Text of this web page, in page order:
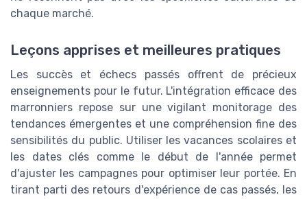
chaque marché.
Leçons apprises et meilleures pratiques
Les succès et échecs passés offrent de précieux
enseignements pour le futur. L'intégration efficace des
marronniers repose sur une vigilant monitorage des
tendances émergentes et une compréhension fine des
sensibilités du public. Utiliser les vacances scolaires et
les dates clés comme le début de l'année permet
d'ajuster les campagnes pour optimiser leur portée. En
tirant parti des retours d'expérience de cas passés, les